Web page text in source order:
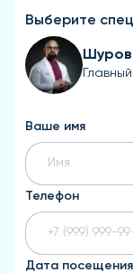
Выберите
Шуров
Ваше имя
Телефон
Дата посещения